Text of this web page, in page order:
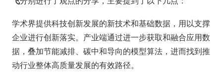
学术界提供科技创新发展的新技术和基础数据，用以支撑
企业进行创新落实。产业端通过进一步获取和融合应用数
据，叠加节能减排、碳中和导向的模型算法，进而找到推
动行业整体高质量发展的有效路径。